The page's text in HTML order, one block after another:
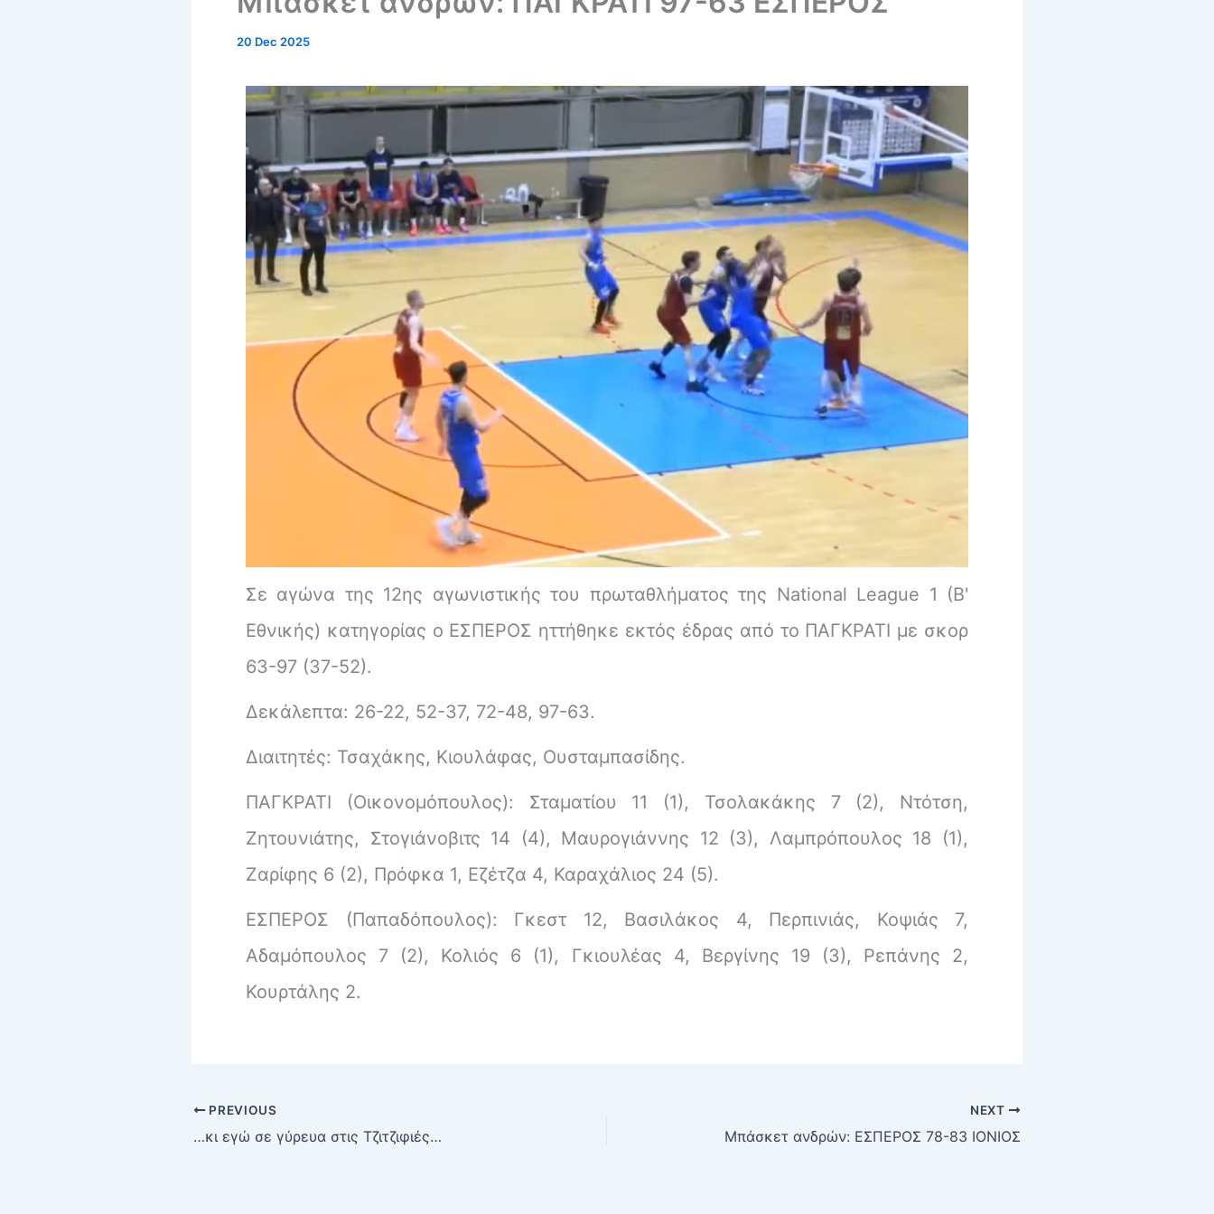
20 Dec 2025
Σε αγώνα της 12ης αγωνιστικής του πρωταθλήματος της National League 1 (Β'
Εθνικής) κατηγορίας ο ΕΣΠΕΡΟΣ ηττήθηκε εκτός έδρας από το ΠΑΓΚΡΑΤΙ με σκορ
63-97 (37-52).
Δεκάλεπτα: 26-22, 52-37, 72-48, 97-63.
Διαιτητές: Τσαχάκης, Κιουλάφας, Ουσταμπασίδης.
ΠΑΓΚΡΑΤΙ (Οικονομόπουλος): Σταματίου 11 (1), Τσολακάκης 7 (2), Ντότση,
Ζητουνιάτης, Στογιάνοβιτς 14 (4), Μαυρογιάννης 12 (3), Λαμπρόπουλος 18 (1),
Ζαρίφης 6 (2), Πρόφκα 1, Εζέτζα 4, Καραχάλιος 24 (5).
ΕΣΠΕΡΟΣ (Παπαδόπουλος): Γκεστ 12, Βασιλάκος 4, Περπινιάς, Κοψιάς 7,
Αδαμόπουλος 7 (2), Κολιός 6 (1), Γκιουλέας 4, Βεργίνης 19 (3), Ρεπάνης 2,
Κουρτάλης 2.
PREVIOUS
…κι εγώ σε γύρευα στις Τζιτζιφιές…
NEXT
Μπάσκετ ανδρών: ΕΣΠΕΡΟΣ 78-83 ΙΟΝΙΟΣ